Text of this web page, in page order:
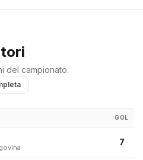
del campionato.
GOL
7